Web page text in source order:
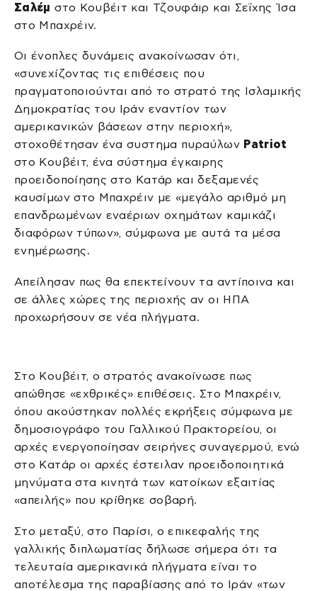
Σαλέμ στο Κουβέιτ και Τζουφάιρ και Σεΐχης Ίσα
στο Μπαχρέιν.
Οι ένοπλες δυνάμεις ανακοίνωσαν ότι,
«συνεχίζοντας τις επιθέσεις που
πραγματοποιούνται από το στρατό της Ισλαμικής
Δημοκρατίας του Ιράν εναντίον των
αμερικανικών βάσεων στην περιοχή»,
στοχοθέτησαν ένα συστημα πυραύλωνPatriot
στο Κουβέιτ, ένα σύστημα έγκαιρης
προειδοποίησης στο Κατάρ και δεξαμενές
καυσίμων στο Μπαχρέιν με «μεγάλο αριθμό μη
επανδρωμένων εναέριων οχημάτων καμικάζι
διαφόρων τύπων», σύμφωνα με αυτά τα μέσα
ενημέρωσης.
Απείλησαν πως θα επεκτείνουν τα αντίποινα και
σε άλλες χώρες της περιοχής αν οι ΗΠΑ
προχωρήσουν σε νέα πλήγματα.
Στο Κουβέιτ, ο στρατός ανακοίνωσε πως
απώθησε «εχθρικές» επιθέσεις. Στο Μπαχρέιν,
όπου ακούστηκαν πολλές εκρήξεις σύμφωνα με
δημοσιογράφο του Γαλλικού Πρακτορείου, οι
αρχές ενεργοποίησαν σειρήνες συναγερμού, ενώ
στο Κατάρ οι αρχές έστειλαν προειδοποιητικά
μηνύματα στα κινητά των κατοίκων εξαιτίας
«απειλής» που κρίθηκε σοβαρή.
Στο μεταξύ, στο Παρίσι, ο επικεφαλής της
γαλλικής διπλωματίας δήλωσε σήμερα ότι τα
τελευταία αμερικανικά πλήγματα είναι το
αποτέλεσμα της παραβίασης από το Ιράν «των